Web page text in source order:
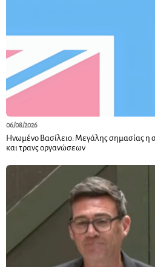
06/08/2026
Ηνωμένο Βασίλειο: Μεγάλης σημασίας η
και τρανς οργανώσεων